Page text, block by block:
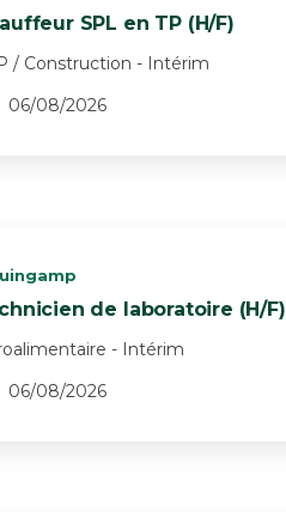
SPL en TP (H/F)
/ Construction - Intérim
06/08/2026
de laboratoire (H/F)
- Intérim
06/08/2026